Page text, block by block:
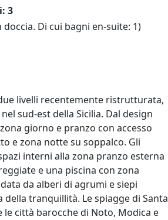
3
doccia. Di cui bagni en-suite: 1)
due livelli recentemente ristrutturata,
sud-est della Sicilia. Dal design
giorno e pranzo con accesso
e zona notte su soppalco. Gli
interni alla zona pranzo esterna
e una piscina con zona
da alberi di agrumi e siepi
della tranquillità. Le spiagge di Santa
le città barocche di Noto, Modica e